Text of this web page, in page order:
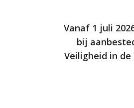
Vanaf 1 juli
bij
Veiligheid in